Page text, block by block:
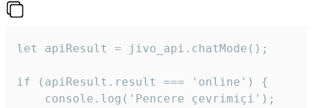
let apiResult = jivo_api.chatMode();
if (apiResult.result === 'online') {
    console.log('Pencere çevrimiçi');